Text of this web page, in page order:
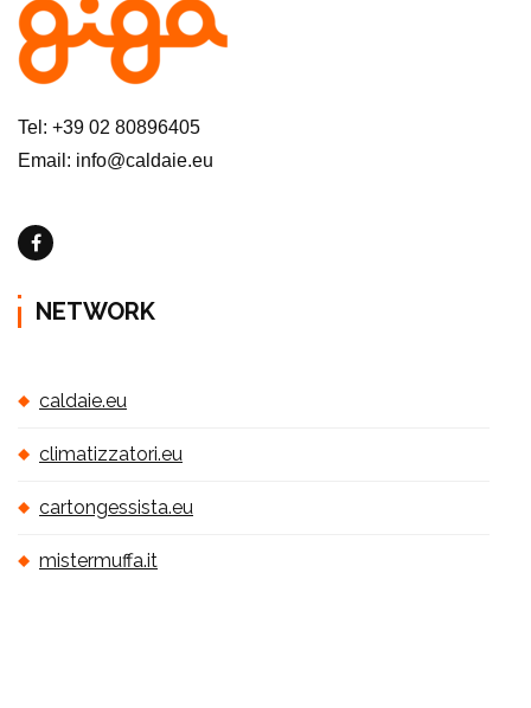
Tel: +39 02 80896405
Email: info@caldaie.eu
NETWORK
caldaie.eu
climatizzatori.eu
cartongessista.eu
mistermuffa.it